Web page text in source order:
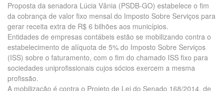
Proposta da senadora Lúcia Vânia (PSDB-GO) estabelece o fim
da cobrança de valor fixo mensal do Imposto Sobre Serviços para
gerar receita extra de R$ 6 bilhões aos municípios.
Entidades de empresas contábeis estão se mobilizando contra o
estabelecimento de alíquota de 5% do Imposto Sobre Serviços
(ISS) sobre o faturamento, com o fim do chamado ISS fixo para
sociedades uniprofissionais cujos sócios exercem a mesma
profissão.
A mobilização é contra o Projeto de Lei do Senado 168/2014, de